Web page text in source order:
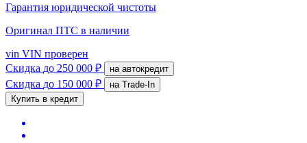
Гарантия юридической чистоты
Оригинал ПТС в наличии
vin VIN проверен
Скидка до 250 000 ₽ на автокредит
Скидка до 150 000 ₽
на Trade-In
Купить в кредит